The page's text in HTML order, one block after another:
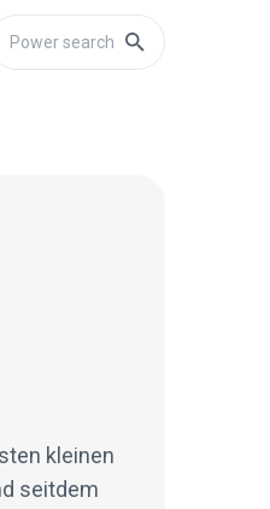
kleinen
seitdem